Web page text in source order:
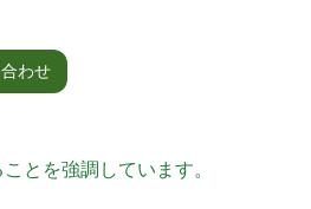
わせ
とを強調しています。